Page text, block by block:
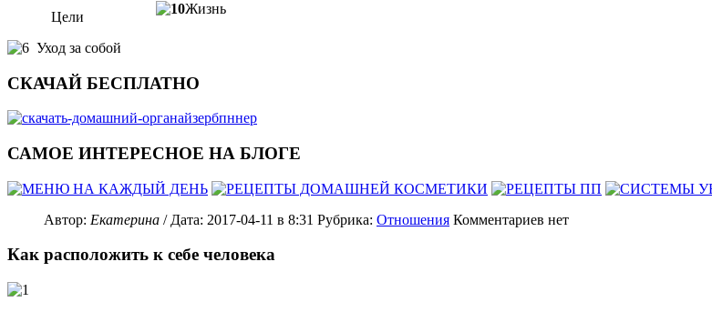
Цели
Жизнь
Уход за собой
СКАЧАЙ БЕСПЛАТНО
САМОЕ ИНТЕРЕСНОЕ НА БЛОГЕ
Автор: Екатерина / Дата: 2017-04-11 в 8:31 Рубрика: Отношения Комментариев нет
Как расположить к себе человека